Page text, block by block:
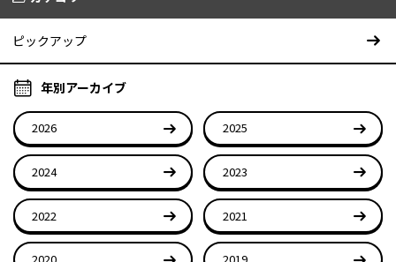
ピックアップ
年別アーカイブ
2026 2025
2024 2023
2022 2021